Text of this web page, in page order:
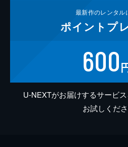
最新作のレンタル
ポイント プ
600
U-NEXTがお届けするサービ
お試しくださ